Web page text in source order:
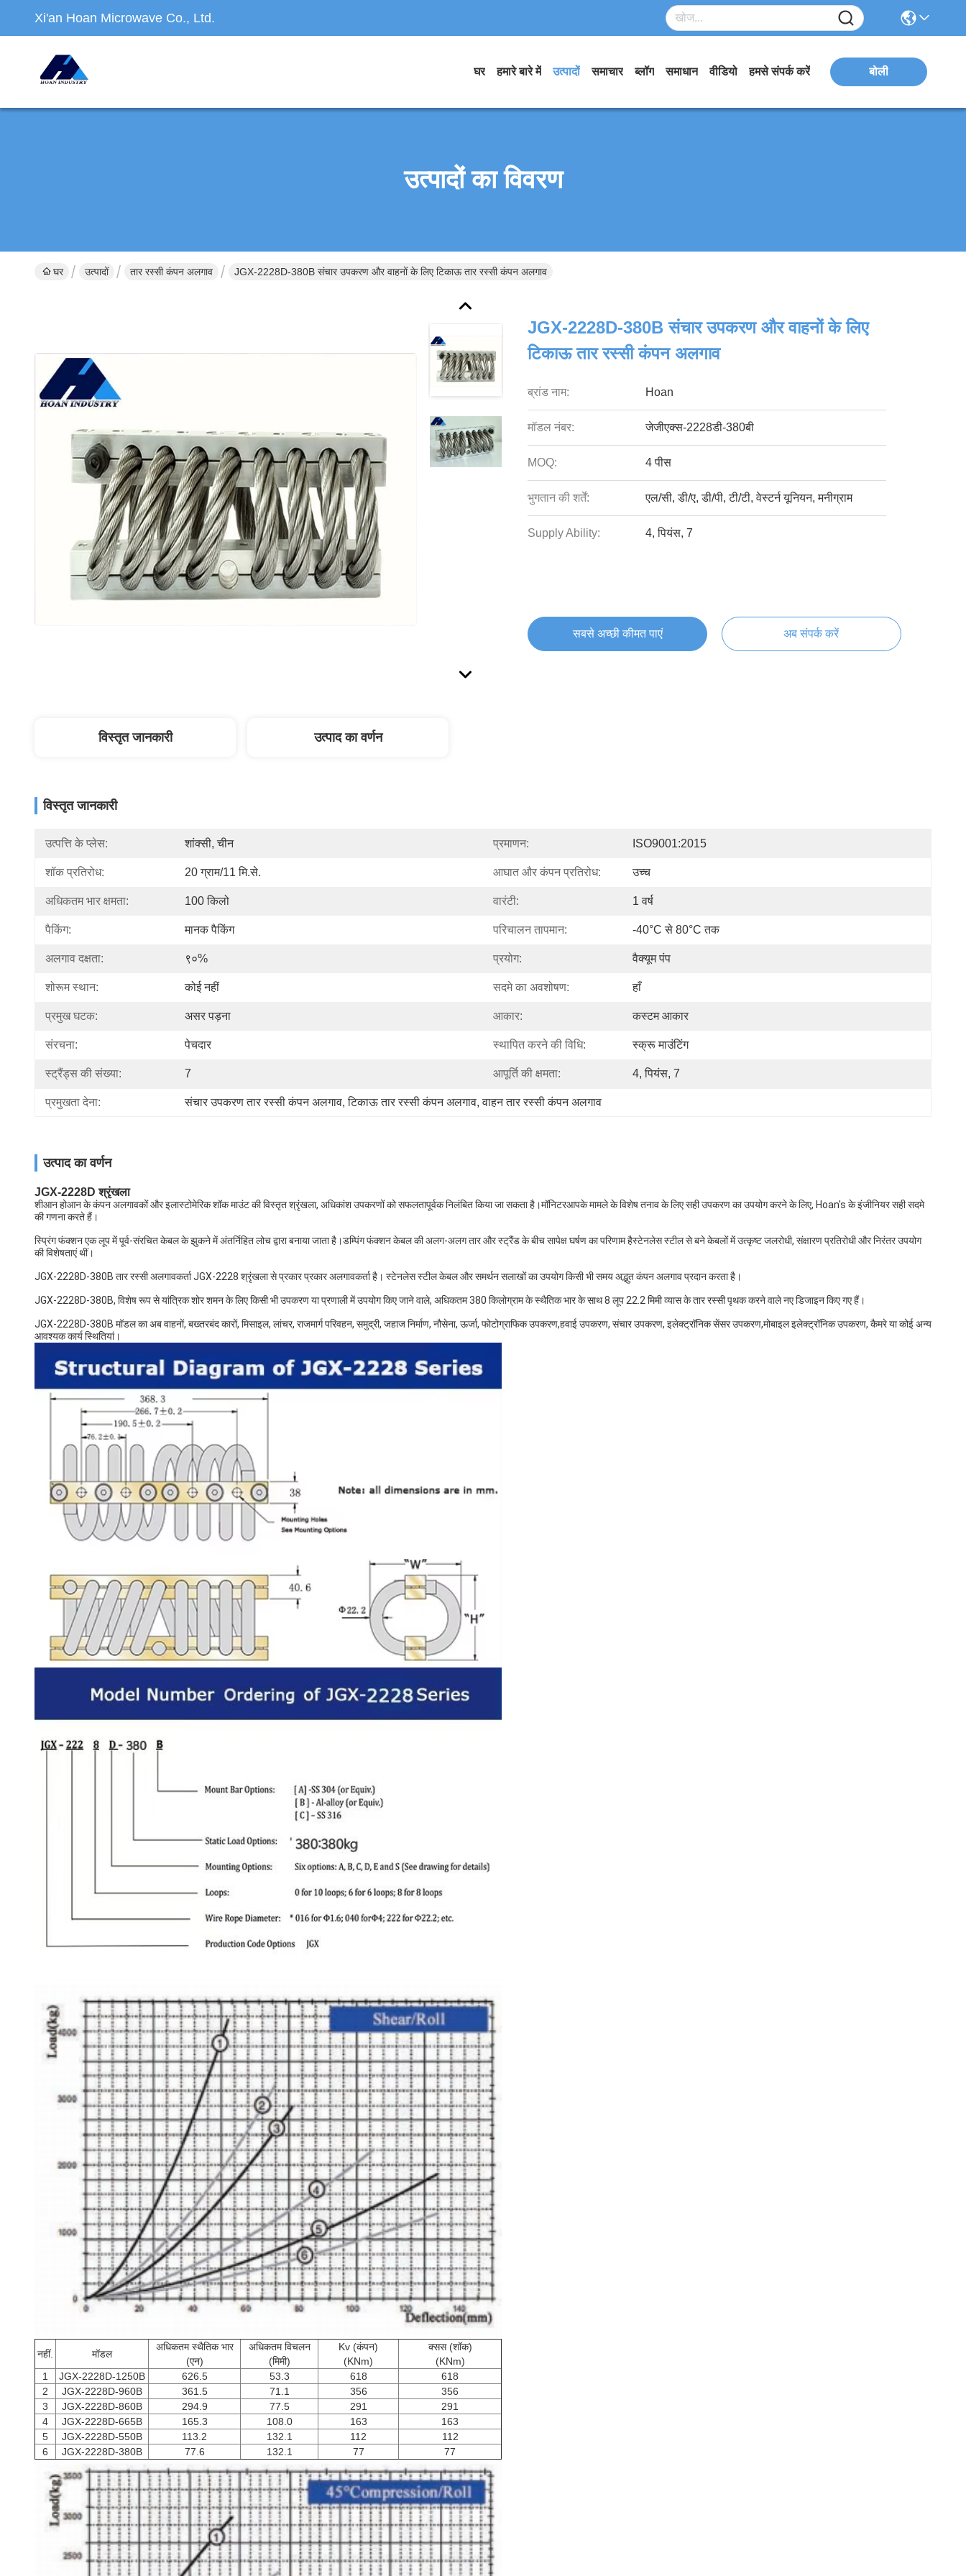
Xi'an Hoan Microwave Co., Ltd.
घर हमारे बारे में उत्पादों समाचार ब्लॉग समाधान वीडियो हमसे संपर्क करें बोली
उत्पादों का विवरण
घर उत्पादों तार रस्सी कंपन अलगाव JGX-2228D-380B संचार उपकरण और वाहनों के लिए टिकाऊ तार रस्सी कंपन अलगाव
JGX-2228D-380B संचार उपकरण और वाहनों के लिए
टिकाऊ तार रस्सी कंपन अलगाव
ब्रांड नाम: Hoan
मॉडल नंबर: जेजीएक्स-2228डी-380बी
MOQ: 4 पीस
भुगतान की शर्तें: एल/सी, डी/ए, डी/पी, टी/टी, वेस्टर्न यूनियन, मनीग्राम
Supply Ability: 4, पियंस, 7
सबसे अच्छी कीमत पाएं अब संपर्क करें
विस्तृत जानकारी उत्पाद का वर्णन
विस्तृत जानकारी
उत्पत्ति के प्लेस: शांक्सी, चीन प्रमाणन: ISO9001:2015
शॉक प्रतिरोध: 20 ग्राम/11 मि.से. आघात और कंपन प्रतिरोध: उच्च
अधिकतम भार क्षमता: 100 किलो वारंटी: 1 वर्ष
पैकिंग: मानक पैकिंग परिचालन तापमान: -40°C से 80°C तक
अलगाव दक्षता: ९०% प्रयोग: वैक्यूम पंप
शोरूम स्थान: कोई नहीं सदमे का अवशोषण: हाँ
प्रमुख घटक: असर पड़ना आकार: कस्टम आकार
संरचना: पेचदार स्थापित करने की विधि: स्क्रू माउंटिंग
स्ट्रैंड्स की संख्या: 7 आपूर्ति की क्षमता: 4, पियंस, 7
प्रमुखता देना: संचार उपकरण तार रस्सी कंपन अलगाव, टिकाऊ तार रस्सी कंपन अलगाव, वाहन तार रस्सी कंपन अलगाव
उत्पाद का वर्णन
JGX-2228D श्रृंखला
शीआन होआन के कंपन अलगावकों और इलास्टोमेरिक शॉक माउंट की विस्तृत श्रृंखला, अधिकांश उपकरणों को सफलतापूर्वक निलंबित किया जा सकता है।मॉनिटरआपके मामले के विशेष तनाव के लिए सही उपकरण का उपयोग करने के लिए, Hoan's के इंजीनियर सही सदमे
की गणना करते हैं।
स्प्रिंग फंक्शन एक लूप में पूर्व-संरचित केबल के झुकने में अंतर्निहित लोच द्वारा बनाया जाता है।डम्पिंग फंक्शन केबल की अलग-अलग तार और स्ट्रैंड के बीच सापेक्ष घर्षण का परिणाम हैस्टेनलेस स्टील से बने केबलों में उत्कृष्ट जलरोधी, संक्षारण प्रतिरोधी और निरंतर उपयोग
की विशेषताएं थीं।
JGX-2228D-380B तार रस्सी अलगावकर्ता JGX-2228 श्रृंखला से प्रकार प्रकार अलगावकर्ता है। स्टेनलेस स्टील केबल और समर्थन सलाखों का उपयोग किसी भी समय अद्भुत कंपन अलगाव प्रदान करता है।
JGX-2228D-380B, विशेष रूप से यांत्रिक शोर शमन के लिए किसी भी उपकरण या प्रणाली में उपयोग किए जाने वाले, अधिकतम 380 किलोग्राम के स्थैतिक भार के साथ 8 लूप 22.2 मिमी व्यास के तार रस्सी पृथक करने वाले नए डिजाइन किए गए हैं।
JGX-2228D-380B मॉडल का अब वाहनों, बख्तरबंद कारों, मिसाइल, लांचर, राजमार्ग परिवहन, समुद्री, जहाज निर्माण, नौसेना, ऊर्जा, फोटोग्राफिक उपकरण,हवाई उपकरण, संचार उपकरण, इलेक्ट्रॉनिक सेंसर उपकरण,मोबाइल इलेक्ट्रॉनिक उपकरण, कैमरे या कोई अन्य
आवश्यक कार्य स्थितियां।
नहीं. मॉडल
अधिकतम स्थैतिक भार
(एन)
अधिकतम विचलन
(मिमी)
Kv (कंपन)
(KNm)
क्सस (शॉक)
(KNm)
1
JGX-2228D-1250B 626.5 53.3 618
618
2
JGX-2228D-960B 361.5 71.1 356
356
3
JGX-2228D-860B 294.9 77.5 291
291
4
JGX-2228D-665B 165.3 108.0 163
163
5
JGX-2228D-550B 113.2 132.1 112
112
6
JGX-2228D-380B 77.6 132.1 77 77